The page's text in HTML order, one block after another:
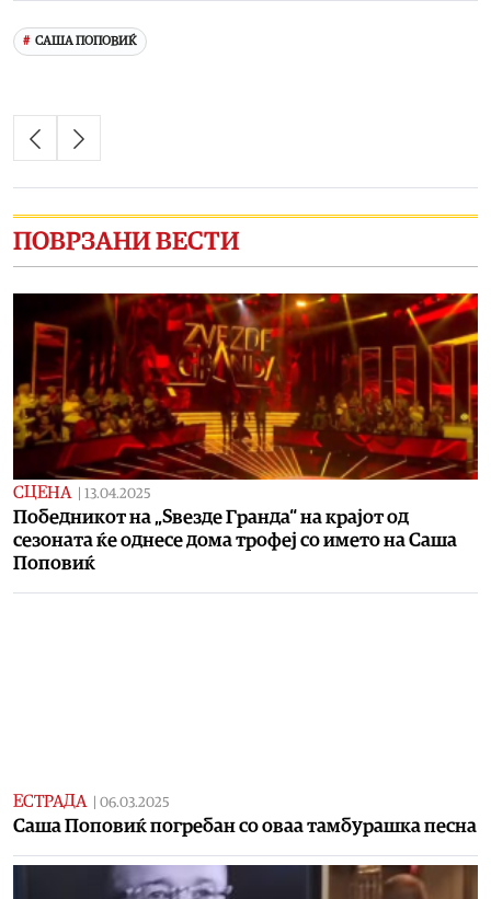
САША ПОПОВИЌ
ПОВРЗАНИ ВЕСТИ
СЦЕНА | 13.04.2025
Победникот на „Ѕвезде Гранда“ на крајот од
сезоната ќе однесе дома трофеј со името на Саша
Поповиќ
ЕСТРАДА | 06.03.2025
Саша Поповиќ погребан со оваа тамбурашка песна